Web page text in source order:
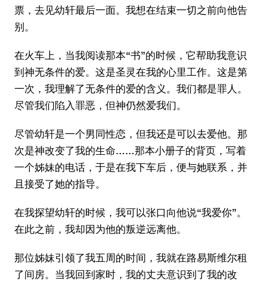
票，去见幼轩最后一面。我想在结束一切之前向他告
别。
在火车上，当我阅读那本“书”的时候，它帮助我意识
到神无条件的爱。这是圣灵在我的心里工作。这是第
一次，我理解了无条件的爱的含义。我们都是罪人。
尽管我们陷入罪恶，但神仍然爱我们。
尽管幼轩是一个男同性恋，但我还是可以去爱他。那
次是神改变了我的生命……那本小册子的背页，写着
一个姊妹的电话，于是在我下车后，便与她联系，并
且接受了她的指导。
在我探望幼轩的时候，我可以张口向他说“我爱你”。
在此之前，我却因为他的叛逆远离他。
那位姊妹引领了我五周的时间，我就在路易斯维尔租
了间房。当我回到家时，我的丈夫意识到了我的改